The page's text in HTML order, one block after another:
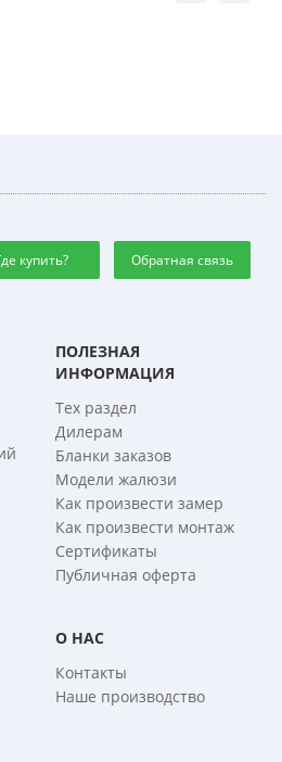
купить? Обратная связь
ПОЛЕЗНАЯ
ИНФОРМАЦИЯ
Тех раздел
Дилерам
Бланки заказов
Модели жалюзи
Как произвести замер
Как произвести монтаж
Сертификаты
Публичная оферта
О НАС
Контакты
Наше производство